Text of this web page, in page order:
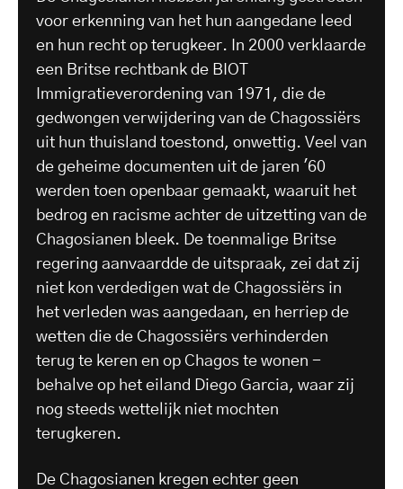
voor erkenning van het hun aangedane leed
en hun recht op terugkeer. In 2000 verklaarde
een Britse rechtbank de BIOT
Immigratieverordening van 1971, die de
gedwongen verwijdering van de Chagossiërs
uit hun thuisland toestond, onwettig. Veel van
de geheime documenten uit de jaren '60
werden toen openbaar gemaakt, waaruit het
bedrog en racisme achter de uitzetting van de
Chagosianen bleek. De toenmalige Britse
regering aanvaardde de uitspraak, zei dat zij
niet kon verdedigen wat de Chagossiërs in
het verleden was aangedaan, en herriep de
wetten die de Chagossiërs verhinderden
terug te keren en op Chagos te wonen -
behalve op het eiland Diego Garcia, waar zij
nog steeds wettelijk niet mochten
terugkeren.
De Chagosianen kregen echter geen